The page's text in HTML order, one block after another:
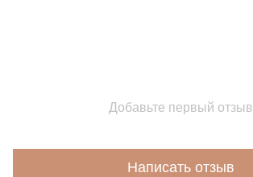
Добавьте первый отзыв
Написать отзыв